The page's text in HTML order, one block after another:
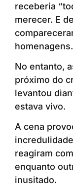
receberia
merecer. E
homenagens.
No entanto,
próximo do
levantou
estava vivo.
A cena
reagiram
enquanto
inusitado.